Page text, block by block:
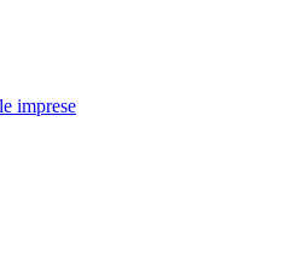
imprese